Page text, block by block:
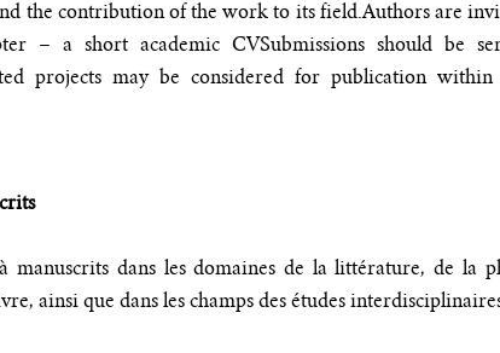
the contribution of the work to its field.Authors are
– a short academic CVSubmissions should be
projects may be considered for publication
manuscrits dans les domaines de la littérature, de la
ainsi que dans les champs des études